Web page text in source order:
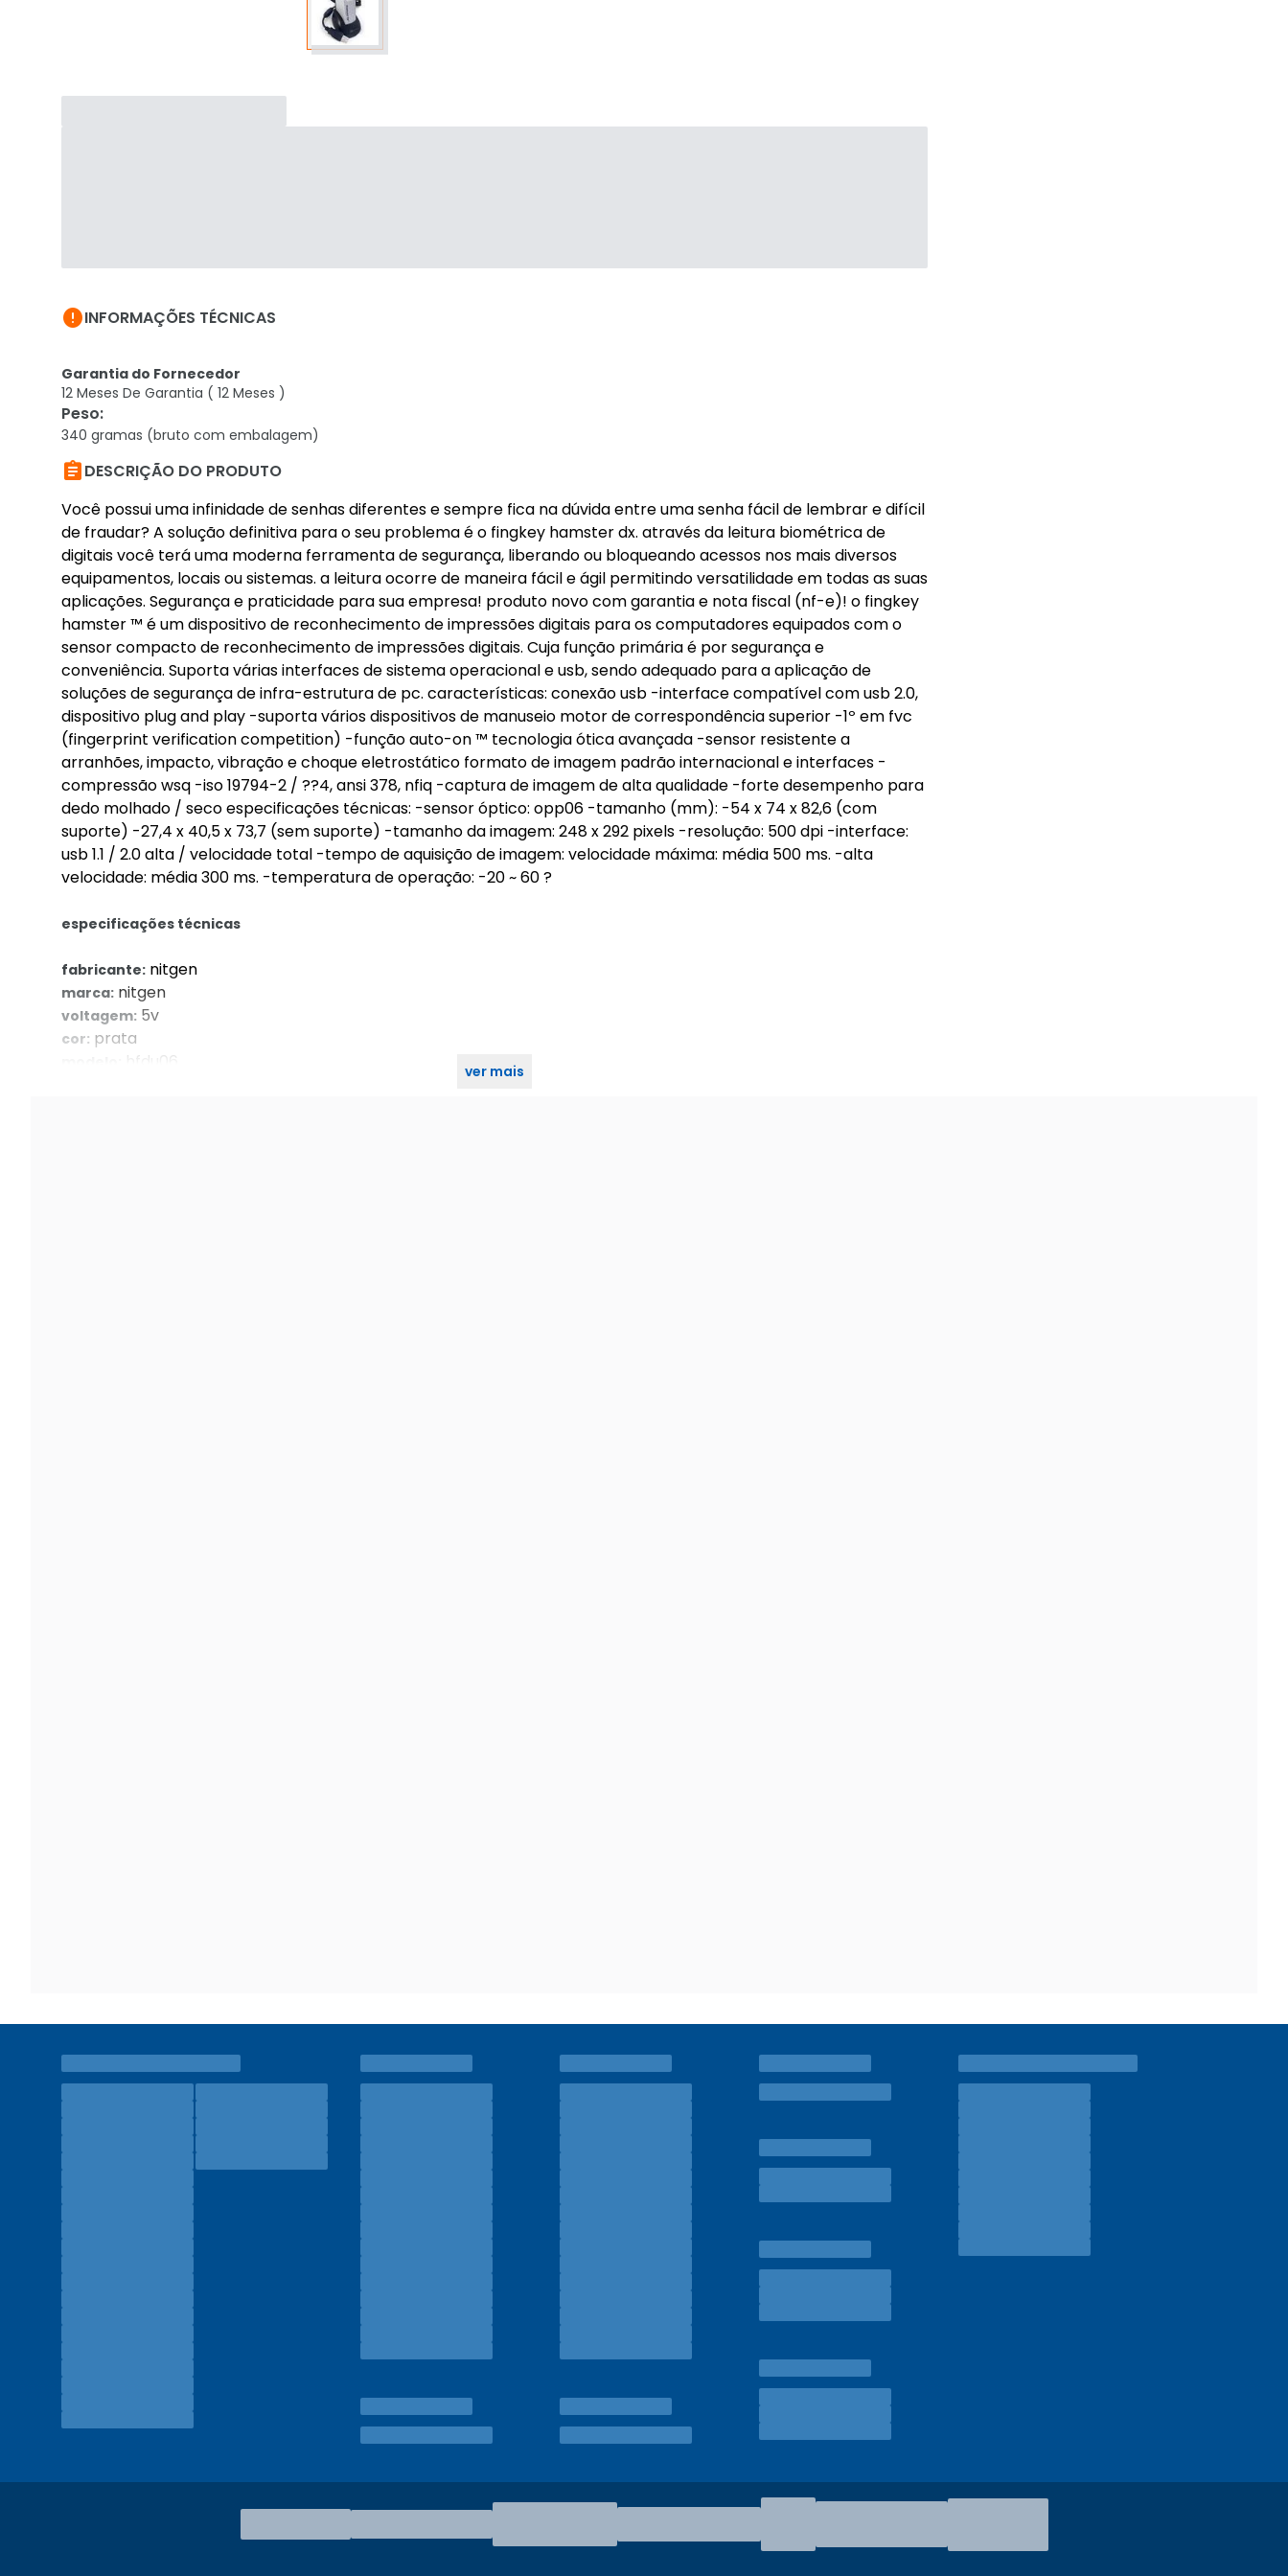
INFORMAÇÕES TÉCNICAS
Garantia do Fornecedor
12 Meses De Garantia ( 12 Meses )
Peso:
340 gramas (bruto com embalagem)
DESCRIÇÃO DO PRODUTO
Você possui uma infinidade de senhas diferentes e sempre fica na dúvida entre uma senha fácil de lembrar e difícil
de fraudar? A solução definitiva para o seu problema é o fingkey hamster dx. através da leitura biométrica de
digitais você terá uma moderna ferramenta de segurança, liberando ou bloqueando acessos nos mais diversos
equipamentos, locais ou sistemas. a leitura ocorre de maneira fácil e ágil permitindo versatilidade em todas as suas
aplicações. Segurança e praticidade para sua empresa! produto novo com garantia e nota fiscal (nf-e)! o fingkey
hamster ™ é um dispositivo de reconhecimento de impressões digitais para os computadores equipados com o
sensor compacto de reconhecimento de impressões digitais. Cuja função primária é por segurança e
conveniência. Suporta várias interfaces de sistema operacional e usb, sendo adequado para a aplicação de
soluções de segurança de infra-estrutura de pc. características: conexão usb -interface compatível com usb 2.0,
dispositivo plug and play -suporta vários dispositivos de manuseio motor de correspondência superior -1º em fvc
(fingerprint verification competition) -função auto-on ™ tecnologia ótica avançada -sensor resistente a
arranhões, impacto, vibração e choque eletrostático formato de imagem padrão internacional e interfaces -
compressão wsq -iso 19794-2 / ??4, ansi 378, nfiq -captura de imagem de alta qualidade -forte desempenho para
dedo molhado / seco especificações técnicas: -sensor óptico: opp06 -tamanho (mm): -54 x 74 x 82,6 (com
suporte) -27,4 x 40,5 x 73,7 (sem suporte) -tamanho da imagem: 248 x 292 pixels -resolução: 500 dpi -interface:
usb 1.1 / 2.0 alta / velocidade total -tempo de aquisição de imagem: velocidade máxima: média 500 ms. -alta
velocidade: média 300 ms. -temperatura de operação: -20 ~ 60 ?
especificações técnicas
fabricante: nitgen
marca: nitgen
voltagem: 5v
cor: prata
hfdu06 ver mais